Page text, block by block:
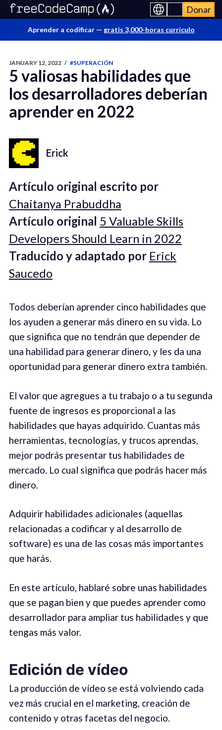
Donar
Aprender a codificar — gratis 3,000-horas currículo
JANUARY 12, 2022 / #SUPERACIÓN
5 valiosas habilidades que
los desarrolladores deberían
aprender en 2022
Erick
Artículo original escrito por
Chaitanya Prabuddha
Artículo original 5 Valuable Skills
Developers Should Learn in 2022
Traducido y adaptado por Erick
Saucedo
Todos deberían aprender cinco habilidades que
los ayuden a generar más dinero en su vida. Lo
que significa que no tendrán que depender de
una habilidad para generar dinero, y les da una
oportunidad para generar dinero extra también.
El valor que agregues a tu trabajo o a tu segunda
fuente de ingresos es proporcional a las
habilidades que hayas adquirido. Cuantas más
herramientas, tecnologías, y trucos aprendas,
mejor podrás presentar tus habilidades de
mercado. Lo cual significa que podrás hacer más
dinero.
Adquirir habilidades adicionales (aquellas
relacionadas a codificar y al desarrollo de
software) es una de las cosas más importantes
que harás.
En este artículo, hablaré sobre unas habilidades
que se pagan bien y que puedes aprender como
desarrollador para ampliar tus habilidades y que
tengas más valor.
Edición de vídeo
La producción de vídeo se está volviendo cada
vez más crucial en el marketing, creación de
contenido y otras facetas del negocio.